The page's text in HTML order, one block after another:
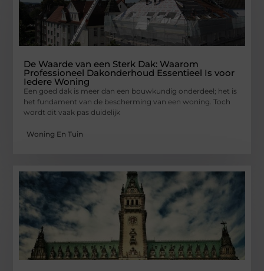
De Waarde van een Sterk Dak: Waarom
Professioneel Dakonderhoud Essentieel Is voor
Iedere Woning
Een goed dak is meer dan een bouwkundig onderdeel; het is
het fundament van de bescherming van een woning. Toch
wordt dit vaak pas duidelijk
Woning En Tuin